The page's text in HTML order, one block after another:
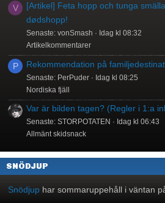
V
[Artikel] Feta hopp och tunga
dødshopp!
Senaste: vonSmash
Idag kl 08:32
Artikelkommentarer
P Rekommendation på
Senaste: PerPuder
Idag kl 08:25
Nordiska fjäll
Var är bilden tagen? (Regler i 1:a
Senaste: STORPOTATEN
Idag kl 06:43
Allmänt skidsnack
SNÖDJUP
Snödjup har sommaruppehåll i väntan